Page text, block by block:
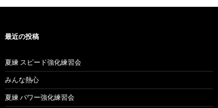
最近の投稿
夏練 スピード強化練習会
みんな熱心
夏練 パワー強化練習会